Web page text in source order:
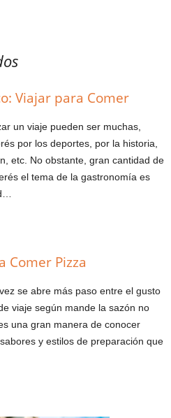
Viajar para Comer
un viaje pueden ser muchas,
por los deportes, por la historia,
etc. No obstante, gran cantidad de
el tema de la gastronomía es
Comer Pizza
se abre más paso entre el gusto
viaje según mande la sazón no
una gran manera de conocer
y estilos de preparación que